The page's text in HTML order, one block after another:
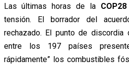
Las últimas horas de la COP28
tensión. El borrador del
rechazado. El punto de
entre los 197 países
rápidamente” los combustibles